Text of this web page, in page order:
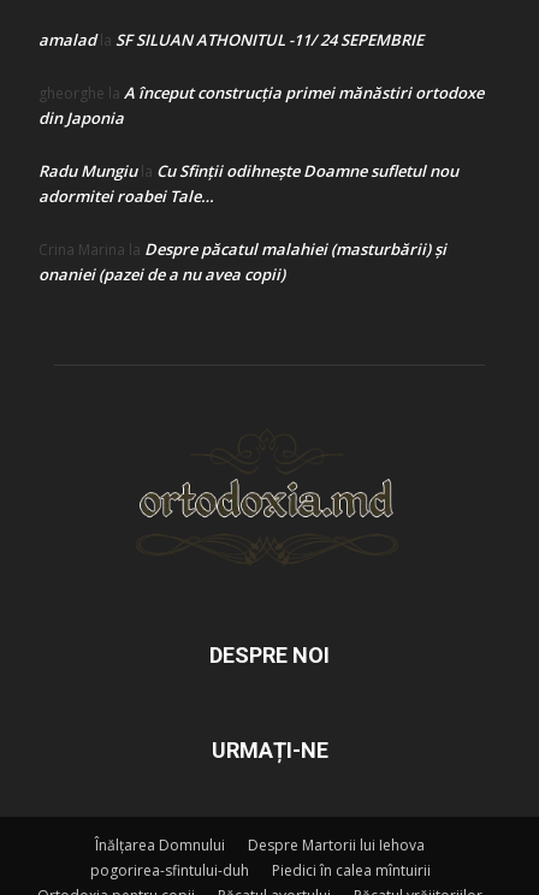
amaladla SF SILUAN ATHONITUL -11/ 24 SEPEMBRIE
gheorghe la A început construcţia primei mănăstiri ortodoxe
din Japonia
Radu Mungiula Cu Sfinții odihnește Doamne sufletul nou
adormitei roabei Tale…
Crina Marina la Despre păcatul malahiei (masturbării) şi
onaniei (pazei de a nu avea copii)
DESPRE NOI
URMAȚI-NE
Înălțarea Domnului
Despre Martorii lui Iehova
pogorirea-sfintului-duh
Piedici în calea mîntuirii